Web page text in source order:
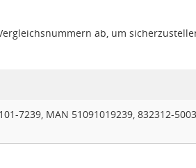
ab, um
7239, MAN 51091019239, 832312-